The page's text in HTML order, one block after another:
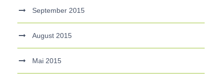
September 2015
August 2015
Mai 2015